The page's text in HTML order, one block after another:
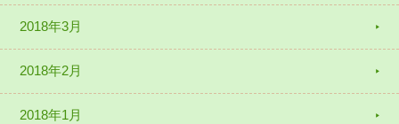
2018年3月
2018年2月
2018年1月